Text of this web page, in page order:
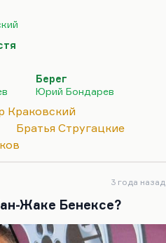
у вас улыбка».
молодежи. Потом он
не столько за
получил
быстро настала
жил,…
Берег
Юрий Бондарев
Краковский
Братья Стругацкие
3 года назад
Жаке Бенексе?